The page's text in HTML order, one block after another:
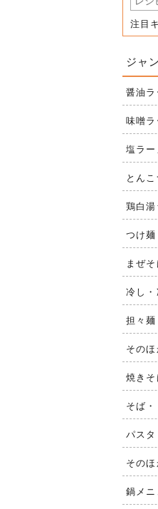
注目
ジャ
醤油ラ
味噌ラ
塩ラー
とん
鶏白湯
つけ麺
まぜ
冷し・
担々麺
その
焼きそ
そば
パスタ
その
鍋メニ